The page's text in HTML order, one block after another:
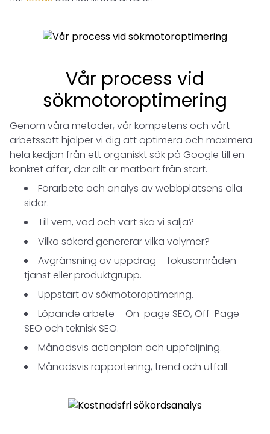
Vår process vid
sökmotoroptimering
Genom våra metoder, vår kompetens och vårt
arbetssätt hjälper vi dig att optimera och maximera
hela kedjan från ett organiskt sök på Google till en
konkret affär, där allt är mätbart från start.
Förarbete och analys av webbplatsens alla
sidor.
Till vem, vad och vart ska vi sälja?
Vilka sökord genererar vilka volymer?
Avgränsning av uppdrag – fokusområden
tjänst eller produktgrupp.
Uppstart av sökmotoroptimering.
Löpande arbete – On-page SEO, Off-Page
SEO och teknisk SEO.
Månadsvis actionplan och uppföljning.
Månadsvis rapportering, trend och utfall.